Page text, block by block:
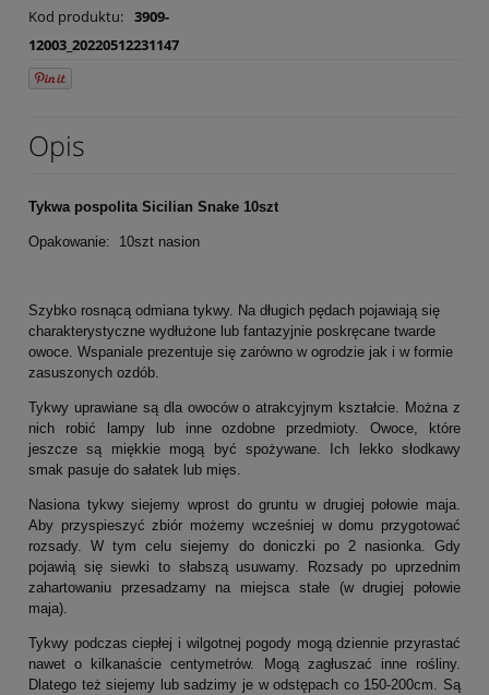
Kod produktu: 3909-
12003_20220512231147
Opis
Tykwa pospolita Sicilian Snake 10szt
Opakowanie: 10szt nasion
Szybko rosnącą odmiana tykwy. Na długich pędach pojawiają się
charakterystyczne wydłużone lub fantazyjnie poskręcane twarde
owoce. Wspaniale prezentuje się zarówno w ogrodzie jak i w formie
zasuszonych ozdób.
Tykwy uprawiane są dla owoców o atrakcyjnym kształcie. Można z
nich robić lampy lub inne ozdobne przedmioty. Owoce, które
jeszcze są miękkie mogą być spożywane. Ich lekko słodkawy
smak pasuje do sałatek lub mięs.
Nasiona tykwy siejemy wprost do gruntu w drugiej połowie maja.
Aby przyspieszyć zbiór możemy wcześniej w domu przygotować
rozsady. W tym celu siejemy do doniczki po 2 nasionka. Gdy
pojawią się siewki to słabszą usuwamy. Rozsady po uprzednim
zahartowaniu przesadzamy na miejsca stałe (w drugiej połowie
maja).
Tykwy podczas ciepłej i wilgotnej pogody mogą dziennie przyrastać
nawet o kilkanaście centymetrów. Mogą zagłuszać inne rośliny.
Dlatego też siejemy lub sadzimy je w odstępach co 150-200cm. Są